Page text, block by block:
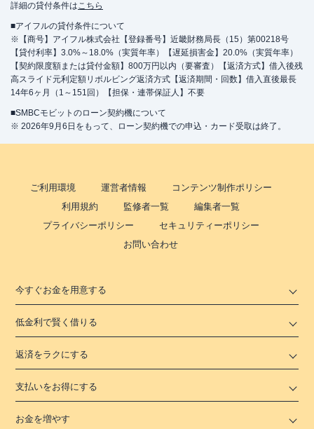
詳細の貸付条件はこちら
■アイフルの貸付条件について
※【商号】アイフル株式会社【登録番号】近畿財務局長（15）第00218号
【貸付利率】3.0%～18.0%（実質年率）【遅延損害金】20.0%（実質年率）
【契約限度額または貸付金額】800万円以内（要審査）【返済方式】借入後残
高スライド元利定額リボルビング返済方式【返済期間・回数】借入直後最長
14年6ヶ月（1～151回）【担保・連帯保証人】不要
■SMBCモビットのローン契約機について
※ 2026年9月6日をもって、ローン契約機での申込・カード受取は終了。
ご利用環境 運営者情報
コンテンツ制作ポリシー
利用規約
監修者一覧
編集者一覧
プライバシーポリシー
セキュリティーポリシー
お問い合わせ
今すぐお金を用意する
低金利で賢く借りる
返済をラクにする
支払いをお得にする
お金を増やす